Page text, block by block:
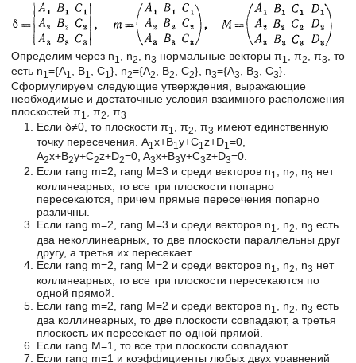
Определим через n1 , n2, n3 нормальные векторы π1 , π2, π3, то
есть n1 ={A1 , B1 , C1 }, n2={A2 , B2 , C2}, n3={A3 , B3 , C3}.
Сформулируем следующие утверждения, выражающие
необходимые и достаточные условия взаимного расположения
плоскостей π1 , π2 , π3
Если δ≠0, то плоскости π1 , π2 , π3 имеют единственную
точку пересечения. A1 x+B1 y+C1 z+D1 =0,
A2x+B2y+C2z+D2=0, A3x+B3y+C3z+D3=0.
Если rang m=2, rang M=3 и среди векторов n1 , n2 , n3 нет
коллинеарных, то все три плоскости попарно
пересекаются, причем прямые пересечения попарно
различны.
Если rang m=2, rang M=3 и среди векторов n1 , n2 , n3 есть
два неколлинеарных, то две плоскости параллельны друг
другу, а третья их пересекает.
Если rang m=2, rang M=2 и среди векторов n1 , n2 , n3 нет
коллинеарных, то все три плоскости пересекаются по
одной прямой.
Если rang m=2, rang M=2 и среди векторов n1 , n2 , n3 есть
два коллинеарных, то две плоскости совпадают, а третья
плоскость их пересекает по одной прямой.
Если rang M=1, то все три плоскости совпадают.
Если rang m=1 и коэффициенты любых двух уравнений